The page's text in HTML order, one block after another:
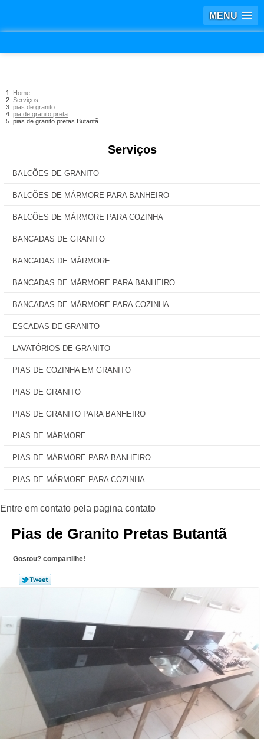
MENU
Home
Serviços
pias de granito
pia de granito preta
pias de granito pretas Butantã
Serviços
BALCÕES DE GRANITO
BALCÕES DE MÁRMORE PARA BANHEIRO
BALCÕES DE MÁRMORE PARA COZINHA
BANCADAS DE GRANITO
BANCADAS DE MÁRMORE
BANCADAS DE MÁRMORE PARA BANHEIRO
BANCADAS DE MÁRMORE PARA COZINHA
ESCADAS DE GRANITO
LAVATÓRIOS DE GRANITO
PIAS DE COZINHA EM GRANITO
PIAS DE GRANITO
PIAS DE GRANITO PARA BANHEIRO
PIAS DE MÁRMORE
PIAS DE MÁRMORE PARA BANHEIRO
PIAS DE MÁRMORE PARA COZINHA
Pias de Granito Pretas Butantã
Gostou? compartilhe!